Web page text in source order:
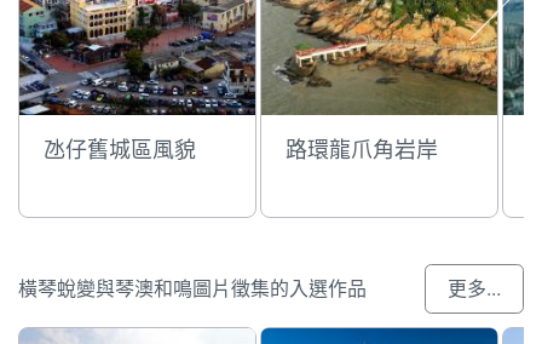
氹仔舊城區風貌 路環龍爪角岩岸
橫琴蛻變與琴澳和鳴圖片徵集的入選作品 更多...